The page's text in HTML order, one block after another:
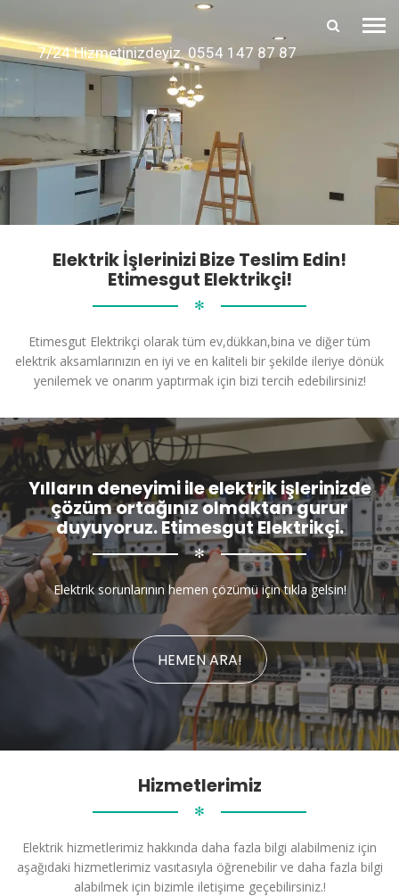
7/24 Hizmetinizdeyiz. 0554 147 87 87
Elektrik İşlerinizi Bize Teslim Edin!
Etimesgut Elektrikçi!
✻
Etimesgut Elektrikçi olarak tüm ev,dükkan,bina ve diğer tüm
elektrik aksamlarınızın en iyi ve en kaliteli bir şekilde ileriye dönük
yenilemek ve onarım yaptırmak için bizi tercih edebilirsiniz!
Yılların deneyimi ile elektrik işlerinizde
çözüm ortağınız olmaktan gurur
duyuyoruz. Etimesgut Elektrikçi.
✻
Elektrik sorunlarının hemen çözümü için tıkla gelsin!
HEMEN ARA!
Hizmetlerimiz
✻
Elektrik hizmetlerimiz hakkında daha fazla bilgi alabilmeniz için
aşağıdaki hizmetlerimiz vasıtasıyla öğrenebilir ve daha fazla bilgi
alabilmek için bizimle iletişime geçebilirsiniz.!